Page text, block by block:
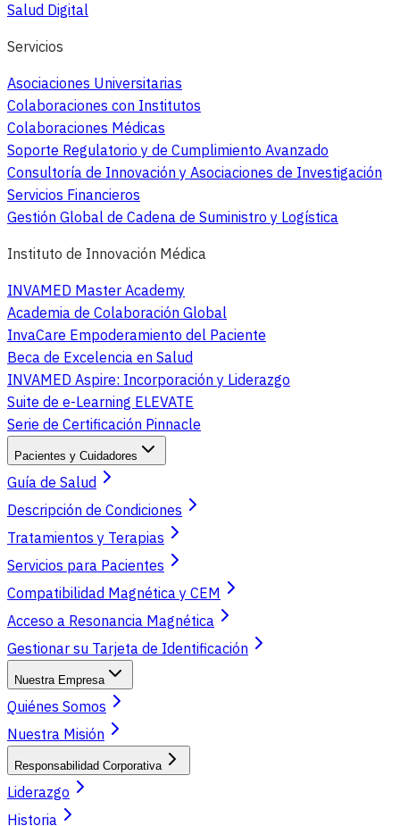
Salud Digital
Servicios
Asociaciones Universitarias
Colaboraciones con Institutos
Colaboraciones Médicas
Soporte Regulatorio y de Cumplimiento Avanzado
Consultoría de Innovación y Asociaciones de Investigación
Servicios Financieros
Gestión Global de Cadena de Suministro y Logística
Instituto de Innovación Médica
INVAMED Master Academy
Academia de Colaboración Global
InvaCare Empoderamiento del Paciente
Beca de Excelencia en Salud
INVAMED Aspire: Incorporación y Liderazgo
Suite de e-Learning ELEVATE
Serie de Certificación Pinnacle
Pacientes y Cuidadores
Guía de Salud
Descripción de Condiciones
Tratamientos y Terapias
Servicios para Pacientes
Compatibilidad Magnética y CEM
Acceso a Resonancia Magnética
Gestionar su Tarjeta de Identificación
Nuestra Empresa
Quiénes Somos
Nuestra Misión
Responsabilidad Corporativa
Liderazgo
Historia